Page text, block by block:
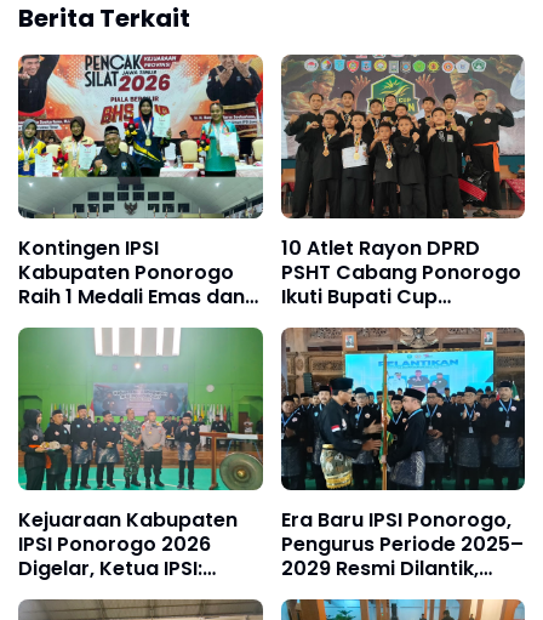
Berita Terkait
Kontingen IPSI
Kabupaten Ponorogo
Raih 1 Medali Emas dan 5
Perunggu di Kejurprov
Pencak Silat Jawa Timur
10 Atlet Rayon DPRD
PSHT Cabang Ponorogo
Ikuti Bupati Cup
Magetan 2025, Raih 5
Emas, 2 Perak, dan 3
Perunggu
Kejuaraan Kabupaten
IPSI Ponorogo 2026
Digelar, Ketua IPSI:
Junjung Sportivitas
Era Baru IPSI Ponorogo,
Pengurus Periode 2025–
2029 Resmi Dilantik,
Satukan Perguruan